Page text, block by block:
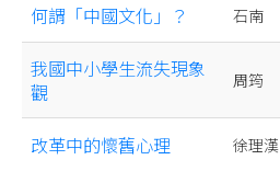
何謂「中國文化」？ 石南
我國中小學生流失現象
觀
周筠
改革中的懷舊心理 徐理漢